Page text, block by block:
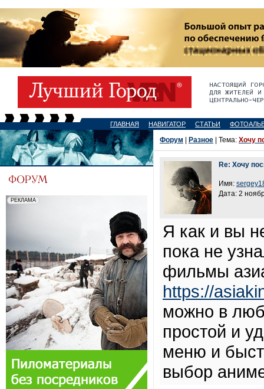
ГЛАВНАЯ НАВИГАТОР СТАТЬИ
Форум Разное | Тема: Хочу
Re: Хочу
Имя:
Дата: 2
Я как и вы
пока не
фильмы
https://
можно в
простой и
меню и
выбор